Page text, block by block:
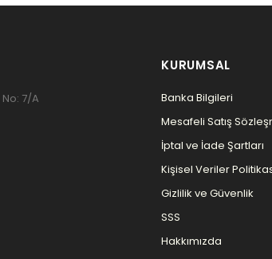
7/A
KURUMSAL
Banka Bilgileri
Mesafeli Satış
İptal ve İade Şartları
Kişisel Veriler
Gizlilik ve Güvenlik
SSS
Hakkımızda